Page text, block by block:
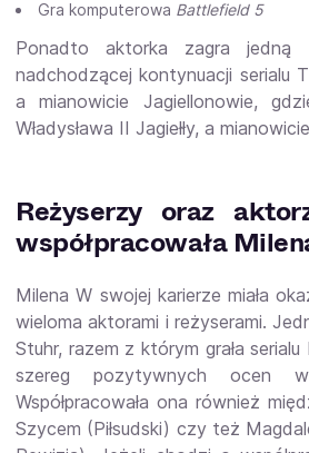
Gra komputerowa Battlefield 5
Ponadto aktorka zagra
nadchodzącej kontynuacji serialu
a mianowicie Jagiellonowie,
Władysława II Jagiełły, a
Reżyserzy oraz
współpracowała
Milena W swojej karierze miała
wieloma aktorami i reżyserami.
Stuhr, razem z którym grała
szereg pozytywnych ocen
Współpracowała ona również
Szycem (Piłsudski) czy też